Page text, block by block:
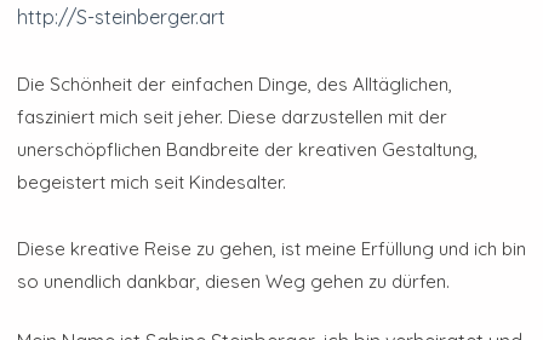
http://S-steinberger.art
Die Schönheit der einfachen Dinge, des Alltäglichen,
fasziniert mich seit jeher. Diese darzustellen mit der
unerschöpflichen Bandbreite der kreativen Gestaltung,
begeistert mich seit Kindesalter.
Diese kreative Reise zu gehen, ist meine Erfüllung und ich bin
so unendlich dankbar, diesen Weg gehen zu dürfen.